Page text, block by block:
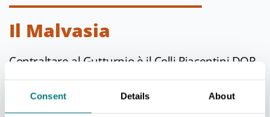
Consent Details About
Il Malvasia
Contraltare al Gutturnio è il Colli Piacentini DOP
è caratterizzato infatti da un corredo aromatico
davvero ricco e complesso, dove si riconoscono